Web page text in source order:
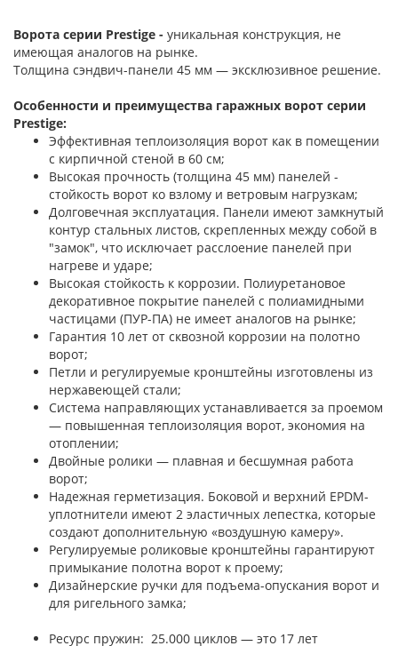
Ворота серии Prestige - уникальная конструкция, не
имеющая аналогов на рынке.
Толщина сэндвич-панели 45 мм — эксклюзивное решение.
Особенности и преимущества гаражных ворот серии
Prestige:
Эффективная теплоизоляция ворот как в помещении
с кирпичной стеной в 60 см;
Высокая прочность (толщина 45 мм) панелей -
стойкость ворот ко взлому и ветровым нагрузкам;
Долговечная эксплуатация. Панели имеют замкнутый
контур стальных листов, скрепленных между собой в
"замок", что исключает расслоение панелей при
нагреве и ударе;
Высокая стойкость к коррозии. Полиуретановое
декоративное покрытие панелей с полиамидными
частицами (ПУР-ПА) не имеет аналогов на рынке;
Гарантия 10 лет от сквозной коррозии на полотно
ворот;
Петли и регулируемые кронштейны изготовлены из
нержавеющей стали;
Система направляющих устанавливается за проемом
— повышенная теплоизоляция ворот, экономия на
отоплении;
Двойные ролики — плавная и бесшумная работа
ворот;
Надежная герметизация. Боковой и верхний EPDM-
уплотнители имеют 2 эластичных лепестка, которые
создают дополнительную «воздушную камеру».
Регулируемые роликовые кронштейны гарантируют
примыкание полотна ворот к проему;
Дизайнерские ручки для подъема-опускания ворот и
для ригельного замка;
Ресурс пружин: 25.000 циклов — это 17 лет